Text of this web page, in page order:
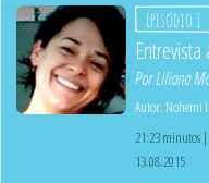
Episódio 1
PorLiliana
Autor: Nohemi
21:23 minutos
13.08.2015